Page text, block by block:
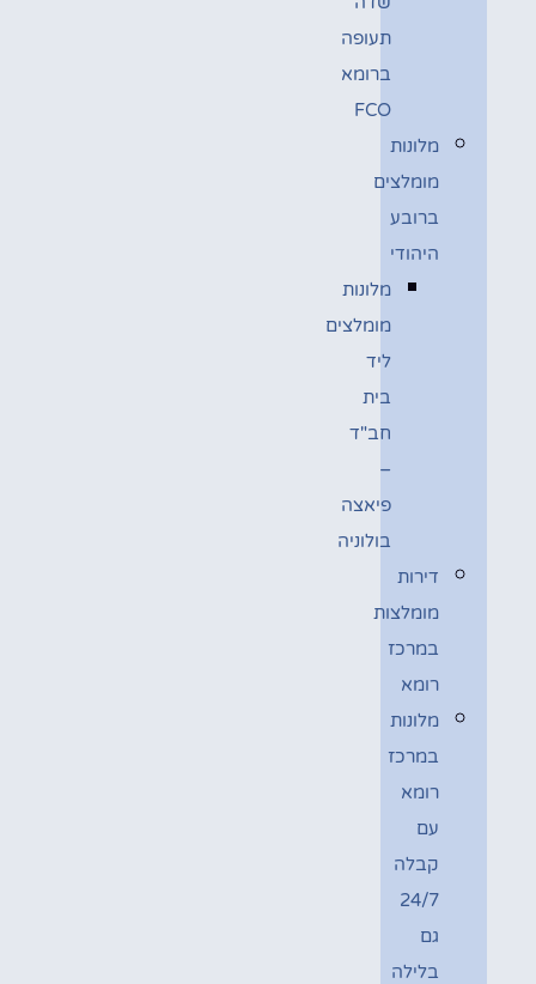
תעופה
ברומא
FCO
מלונות
מומלצים
ברובע
היהודי
מלונות
מומלצים
ליד
בית
חב"ד
–
פיאצה
בולוניה
דירות
מומלצות
במרכז
רומא
מלונות
במרכז
רומא
עם
קבלה
24/7
גם
בלילה